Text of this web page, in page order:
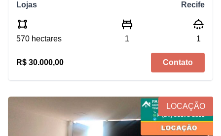
Lojas Recife
570 hectares 1 1
R$ 30.000,00 Contato
LOCAÇÃO